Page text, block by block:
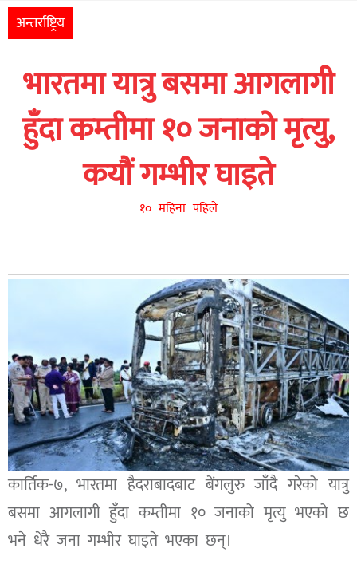
आर्थिक
नेपाली
युनिकोड
अन्तर्राष्ट्रिय
भारतमा यात्रु बसमा आगलागी
हुँदा कम्तीमा १० जनाको मृत्यु,
कयौं गम्भीर घाइते
१० महिना पहिले
कार्तिक-७, भारतमा हैदराबादबाट बेंगलुरु जाँदै गरेको यात्रु
बसमा आगलागी हुँदा कम्तीमा १० जनाको मृत्यु भएको छ
भने धेरै जना गम्भीर घाइते भएका छन्।